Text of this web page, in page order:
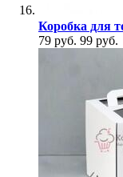
Коробка для
79 руб. 99 руб.